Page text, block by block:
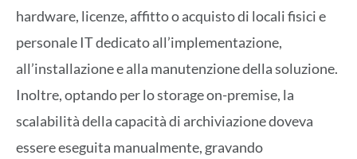
hardware, licenze, affitto o acquisto di locali fisici e
personale IT dedicato all’implementazione,
all’installazione e alla manutenzione della soluzione.
Inoltre, optando per lo storage on-premise, la
scalabilità della capacità di archiviazione doveva
essere eseguita manualmente, gravando